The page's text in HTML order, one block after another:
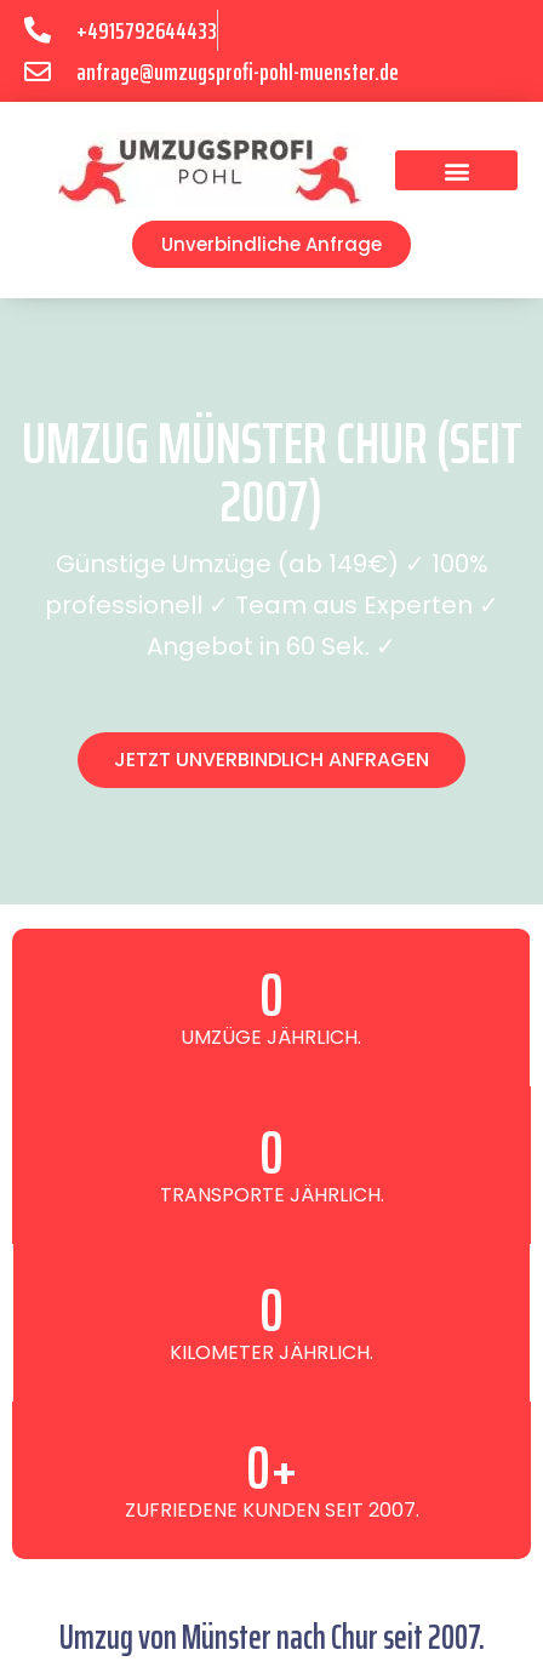
+4915792644433
anfrage@umzugsprofi-pohl-muenster.de
Unverbindliche Anfrage
UMZUG MÜNSTER CHUR (SEIT
2007)
Günstige Umzüge (ab 149€) ✓ 100%
professionell ✓ Team aus Experten ✓
Angebot in 60 Sek. ✓
JETZT UNVERBINDLICH ANFRAGEN
UMZÜGE JÄHRLICH.
0
TRANSPORTE JÄHRLICH.
0
KILOMETER JÄHRLICH.
0
ZUFRIEDENE KUNDEN SEIT 2007.
0+
Umzug von Münster nach Chur seit 2007.